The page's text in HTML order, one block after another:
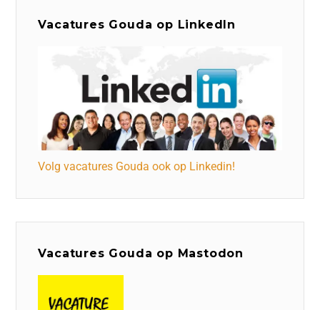
Vacatures Gouda op LinkedIn
Volg vacatures Gouda ook op Linkedin!
Vacatures Gouda op Mastodon